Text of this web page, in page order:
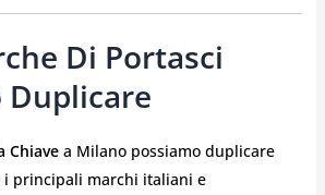
Di Portasci
Duplicare
Chiavea Milano possiamo duplicare
i principali marchi italiani e